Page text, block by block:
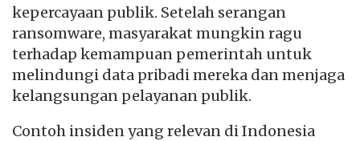
kepercayaan publik. Setelah serangan
ransomware, masyarakat mungkin ragu
terhadap kemampuan pemerintah untuk
melindungi data pribadi mereka dan menjaga
kelangsungan pelayanan publik.
Contoh insiden yang relevan di Indonesia